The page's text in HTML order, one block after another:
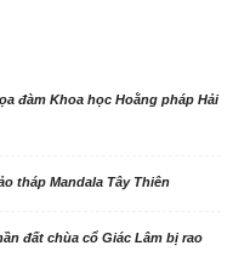
đàm Khoa học Hoằng pháp Hải
tháp Mandala Tây Thiên
đất chùa cổ Giác Lâm bị rao